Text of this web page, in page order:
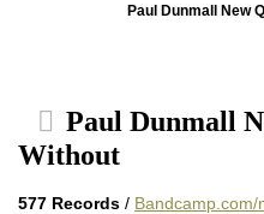
Paul Dunmall New
Paul Dunmall
Without
577 Records /